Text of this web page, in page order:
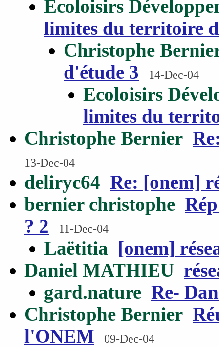
Ecoloisirs
limites du territoire
Christophe
d'étude 3
14-Dec-04
Ecoloisirs
limites du
Christophe Bernier
13-Dec-04
deliryc64 Re: [onem]
bernier christophe
? 2
11-Dec-04
Laëtitia [onem]
Daniel MATHIEU
gard.nature Re-
Christophe Bernier
l'ONEM
09-Dec-04